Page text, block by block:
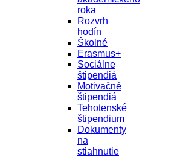
roka
Rozvrh
hodín
Školné
Erasmus+
Sociálne
štipendiá
Motivačné
štipendiá
Tehotenské
štipendium
Dokumenty
na
stiahnutie